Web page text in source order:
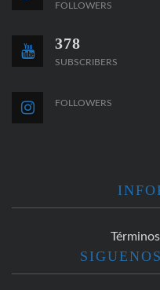
FOLLOWERS
378
SUBSCRIBERS
FOLLOWERS